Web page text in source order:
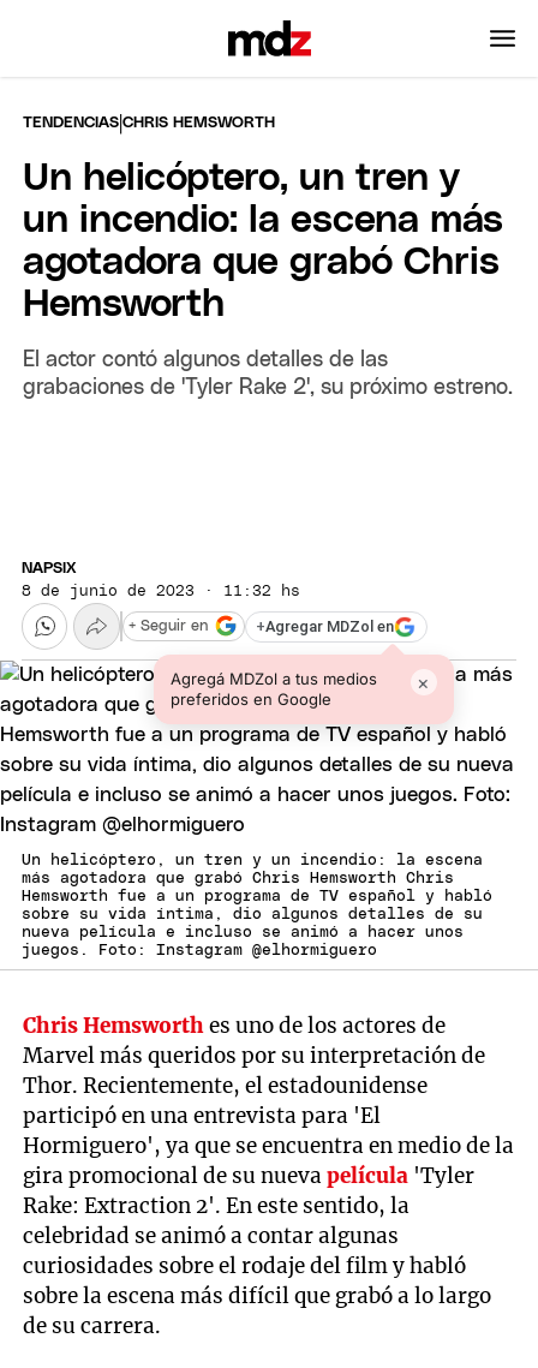
TENDENCIAS |CHRIS HEMSWORTH
Un helicóptero, un tren y
un incendio: la escena más
agotadora que grabó Chris
Hemsworth
El actor contó algunos detalles de las
grabaciones de 'Tyler Rake 2', su próximo estreno.
NAPSIX
8 de junio de 2023 · 11:32 hs
+Agregar MDZol en
Agregá MDZol a tus medios
preferidos en Google
×
+ Seguir en
Un helicóptero, un tren y un incendio: la escena
más agotadora que grabó Chris Hemsworth Chris
Hemsworth fue a un programa de TV español y habló
sobre su vida íntima, dio algunos detalles de su
nueva película e incluso se animó a hacer unos
juegos. Foto: Instagram @elhormiguero
Chris Hemsworthes uno de los actores de
Marvel más queridos por su interpretación de
Thor. Recientemente, el estadounidense
participó en una entrevista para 'El
Hormiguero', ya que se encuentra en medio de la
gira promocional de su nuevapelícula 'Tyler
Rake: Extraction 2'. En este sentido, la
celebridad se animó a contar algunas
curiosidades sobre el rodaje del film y habló
sobre la escena más difícil que grabó a lo largo
de su carrera.